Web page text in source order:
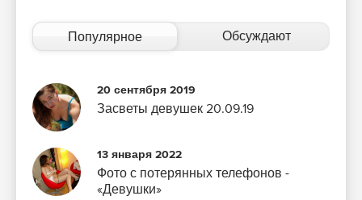
Популярное Обсуждают
20 сентября 2019
Засветы девушек 20.09.19
13 января 2022
Фото с потерянных телефонов -
«Девушки»